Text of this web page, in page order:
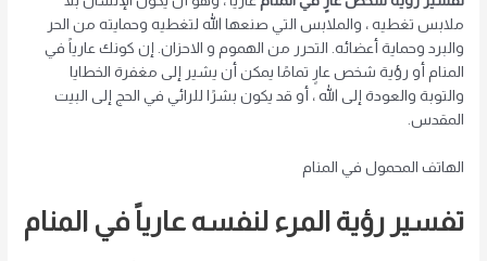
ملابس تغطيه ، والملابس التي صنعها الله لتغطيه وحمايته من الحر
والبرد وحماية أعضائه. التحرر من الهموم و الاحزان. إن كونك عارياً في
المنام أو رؤية شخص عارٍ تمامًا يمكن أن يشير إلى مغفرة الخطايا
والتوبة والعودة إلى الله ، أو قد يكون بشرًا للرائي في الحج إلى البيت
المقدس.
الهاتف المحمول في المنام
تفسير رؤية المرء لنفسه عارياً في المنام